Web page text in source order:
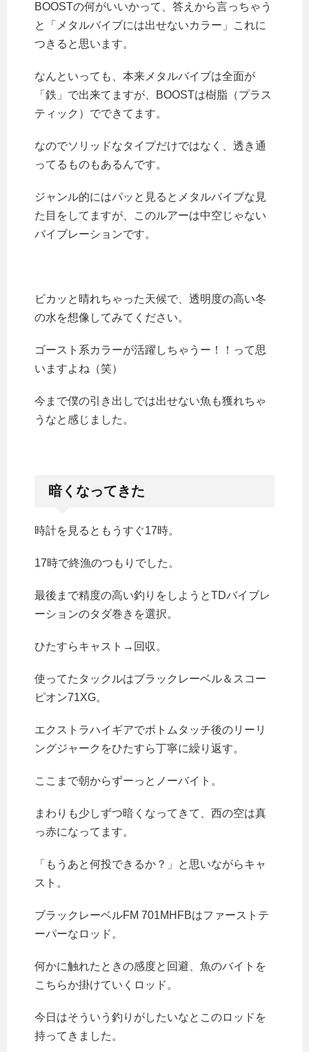
BOOSTの何がいいかって、答えから言っちゃう
と「メタルバイブには出せないカラー」これに
つきると思います。
なんといっても、本来メタルバイブは全面が
「鉄」で出来てますが、BOOSTは樹脂（プラス
ティック）でできてます。
なのでソリッドなタイプだけではなく、透き通
ってるものもあるんです。
ジャンル的にはパッと見るとメタルバイブな見
た目をしてますが、このルアーは中空じゃない
バイブレーションです。
ビカッと晴れちゃった天候で、透明度の高い冬
の水を想像してみてください。
ゴースト系カラーが活躍しちゃうー！！って思
いますよね（笑）
今まで僕の引き出しでは出せない魚も獲れちゃ
うなと感じました。
暗くなってきた
時計を見るともうすぐ17時。
17時で終漁のつもりでした。
最後まで精度の高い釣りをしようとTDバイブレ
ーションのタダ巻きを選択。
ひたすらキャスト→回収。
使ってたタックルはブラックレーベル＆スコー
ピオン71XG。
エクストラハイギアでボトムタッチ後のリーリ
ングジャークをひたすら丁寧に繰り返す。
ここまで朝からずーっとノーバイト。
まわりも少しずつ暗くなってきて、西の空は真
っ赤になってます。
「もうあと何投できるか？」と思いながらキャ
スト。
ブラックレーベルFM 701MHFBはファーストテ
ーパーなロッド。
何かに触れたときの感度と回避、魚のバイトを
こちらか掛けていくロッド。
今日はそういう釣りがしたいなとこのロッドを
持ってきました。